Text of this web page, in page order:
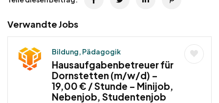
Verwandte Jobs
Bildung, Pädagogik
Hausaufgabenbetreuer für
Dornstetten (m/w/d) –
19,00 € / Stunde – Minijob,
Nebenjob, Studentenjob